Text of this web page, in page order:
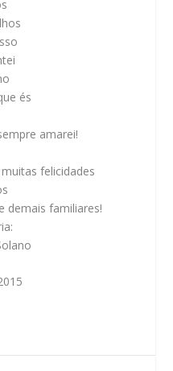
és
amarei!
felicidades
demais familiares!